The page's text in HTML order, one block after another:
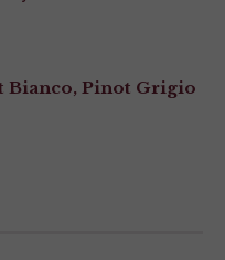
Bianco, Pinot Grigio